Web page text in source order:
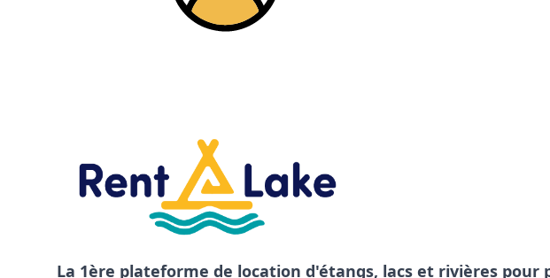
La 1ère plateforme de location d'étangs, lacs et rivières